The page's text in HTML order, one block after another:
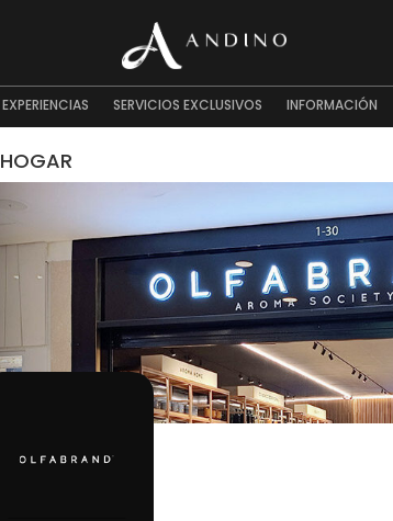
EXPERIENCIAS SERVICIOS EXCLUSIVOS INFORMACIÓN
HOGAR